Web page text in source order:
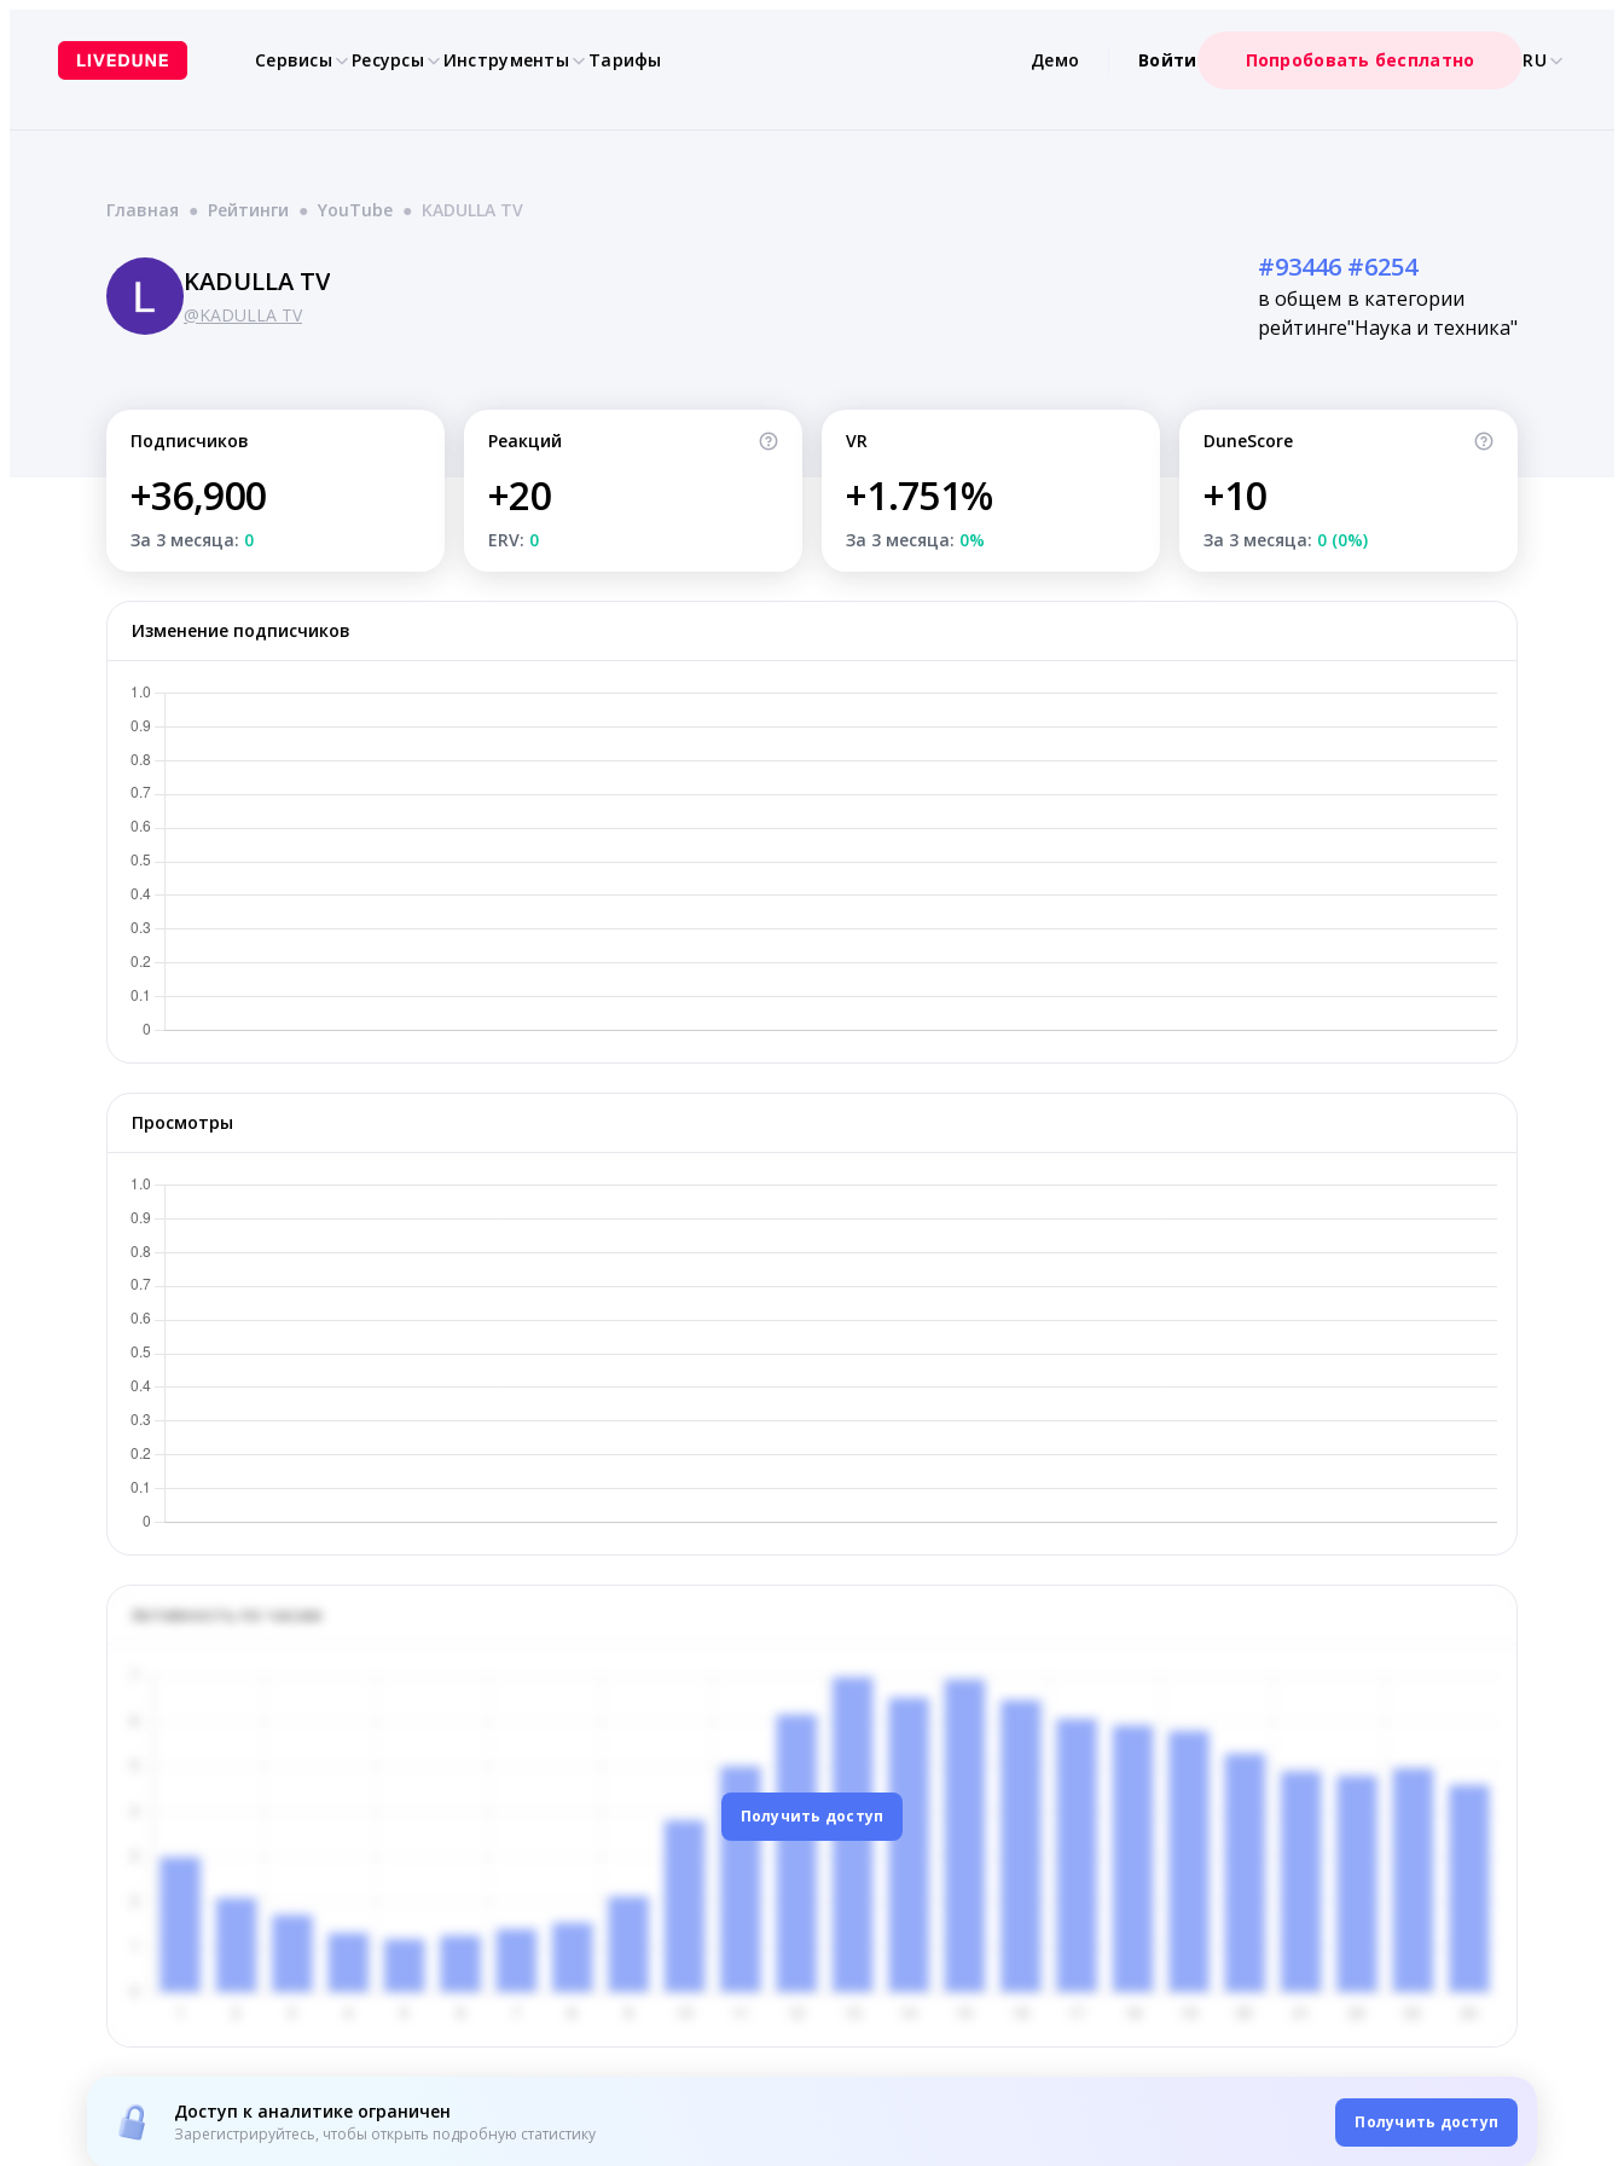
содержимому
Сервисы Ресурсы Инструменты Тарифы Демо Войти Попробовать бесплатно RU
Главная ● Рейтинги ● YouTube ● KADULLA TV
KADULLA TV
@KADULLA TV
#93446
в общем
рейтинге
#6254
в категории
"Наука и техника"
Подписчиков
+36,900
За 3 месяца: 0
Реакций
+20
ERV: 0
VR
+1.751%
За 3 месяца: 0%
DuneScore
+10
За 3 месяца: 0 (0%)
Изменение подписчиков
Просмотры
Активность по часам
Получить доступ
Доступ к аналитике ограничен
Зарегистрируйтесь, чтобы открыть подробную статистику
Получить доступ